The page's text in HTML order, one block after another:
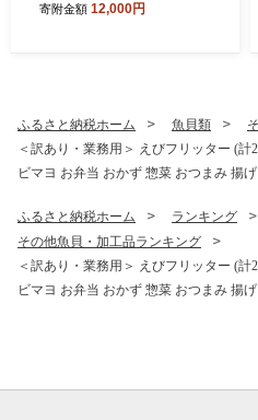
ール 飲料 常温 紙パック【10
寄附金額 12,000円
ふるさと納税ホーム 魚貝類
＜訳あり・業務用＞ えびフリッター (計
ビマヨ お弁当 おかず 惣菜 おつまみ 揚
ふるさと納税ホーム ランキング
その他魚貝・加工品ランキング
＜訳あり・業務用＞ えびフリッター (計
ビマヨ お弁当 おかず 惣菜 おつまみ 揚